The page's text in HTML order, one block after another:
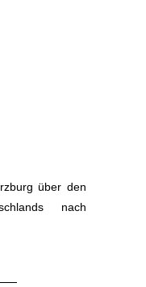
über den
nach